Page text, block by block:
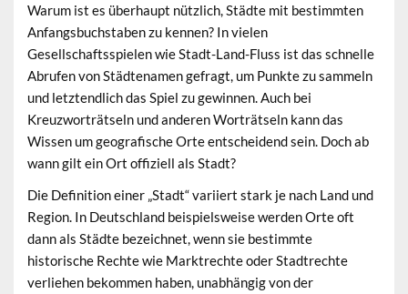
Warum ist es überhaupt nützlich, Städte mit bestimmten
Anfangsbuchstaben zu kennen? In vielen
Gesellschaftsspielen wie Stadt-Land-Fluss ist das schnelle
Abrufen von Städtenamen gefragt, um Punkte zu sammeln
und letztendlich das Spiel zu gewinnen. Auch bei
Kreuzworträtseln und anderen Worträtseln kann das
Wissen um geografische Orte entscheidend sein. Doch ab
wann gilt ein Ort offiziell als Stadt?
Die Definition einer „Stadt“ variiert stark je nach Land und
Region. In Deutschland beispielsweise werden Orte oft
dann als Städte bezeichnet, wenn sie bestimmte
historische Rechte wie Marktrechte oder Stadtrechte
verliehen bekommen haben, unabhängig von der